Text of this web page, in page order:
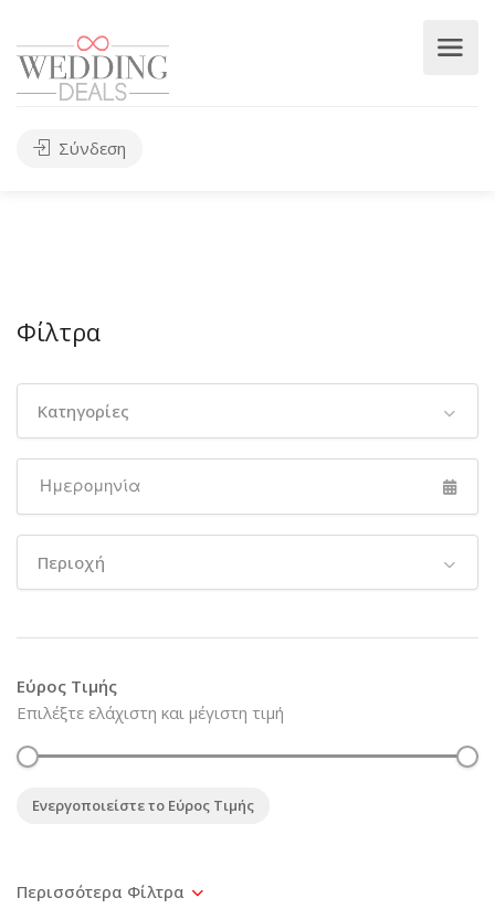
Σύνδεση
Φίλτρα
Κατηγορίες
Περιοχή
Εύρος Τιμής
Επιλέξτε ελάχιστη και μέγιστη τιμή
Ενεργοποιείστε το Εύρος Τιμής